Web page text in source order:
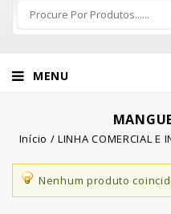
MENU
Início /LINHA COMERCIAL E
Nenhum produto